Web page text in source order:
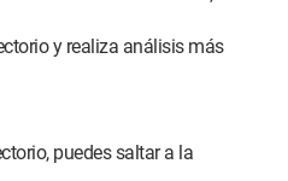
y realiza análisis más
puedes saltar a la